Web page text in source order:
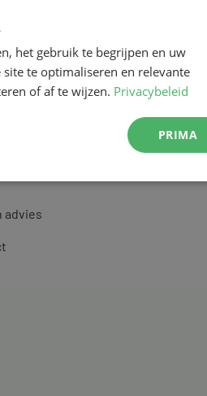
advies
het gebruik te begrijpen en uw
te optimaliseren en relevante
of af te wijzen. Privacybeleid
PRIMA